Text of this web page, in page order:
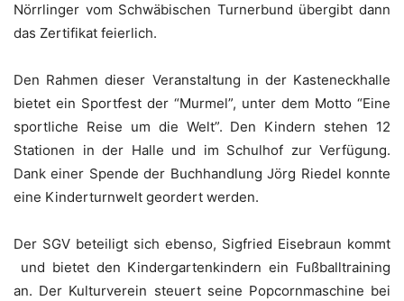
Nörrlinger vom Schwäbischen Turnerbund übergibt dann
das Zertifikat feierlich.
Den Rahmen dieser Veranstaltung in der Kasteneckhalle
bietet ein Sportfest der “Murmel”, unter dem Motto “Eine
sportliche Reise um die Welt”. Den Kindern stehen 12
Stationen in der Halle und im Schulhof zur Verfügung.
Dank einer Spende der Buchhandlung Jörg Riedel konnte
eine Kinderturnwelt geordert werden.
Der SGV beteiligt sich ebenso, Sigfried Eisebraun kommt
und bietet den Kindergartenkindern ein Fußballtraining
an. Der Kulturverein steuert seine Popcornmaschine bei